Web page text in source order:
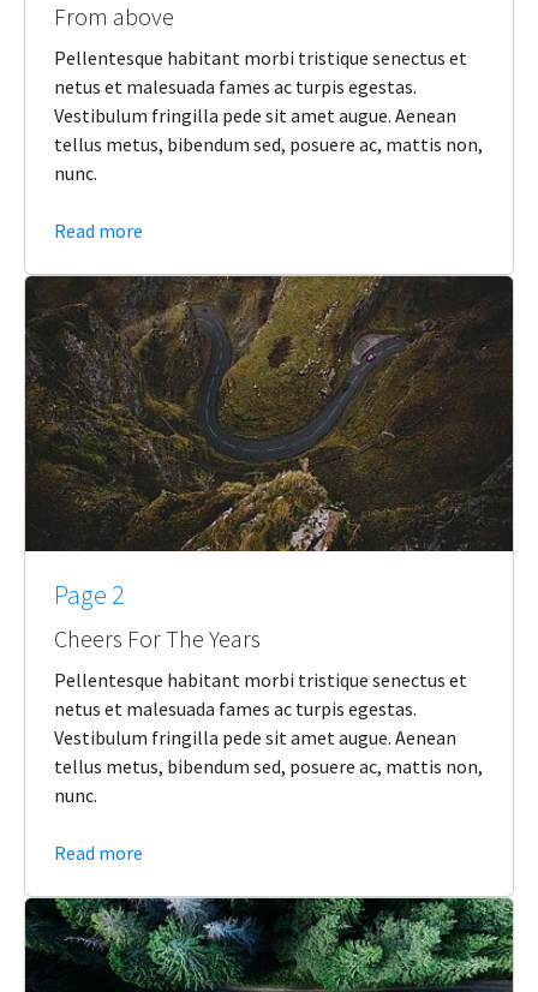
From above
Pellentesque habitant morbi tristique senectus et
netus et malesuada fames ac turpis egestas.
Vestibulum fringilla pede sit amet augue. Aenean
tellus metus, bibendum sed, posuere ac, mattis non,
nunc.
Read more
Page 2
Cheers For The Years
Pellentesque habitant morbi tristique senectus et
netus et malesuada fames ac turpis egestas.
Vestibulum fringilla pede sit amet augue. Aenean
tellus metus, bibendum sed, posuere ac, mattis non,
nunc.
Read more